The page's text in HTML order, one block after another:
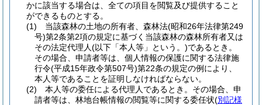
かに該当する場合は、全ての項目を閲覧及び提供すること
ができるものとする。
(1)
当該森林の土地の所有者、森林法(昭和26年法律第249
号)第2条第2項の規定に基づく当該森林の森林所有者又は
その法定代理人(以下「本人等」という。)であるとき。
その場合、申請者等は、個人情報の保護に関する法律施
行令(平成15年政令第507号)第22条の規定の例により、
本人等であることを証明しなければならない。
(2)
本人等の委任による代理人であるとき。 その場合、申
請者等は、林地台帳情報の閲覧等に関する委任状(別記様